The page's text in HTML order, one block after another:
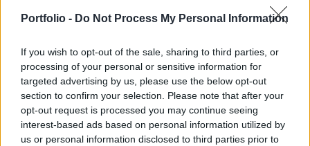
Portfolio - Do Not Process My Personal Information
If you wish to opt-out of the sale, sharing to third parties, or
processing of your personal or sensitive information for
targeted advertising by us, please use the below opt-out
section to confirm your selection. Please note that after your
opt-out request is processed you may continue seeing
interest-based ads based on personal information utilized by
us or personal information disclosed to third parties prior to
kormányzó azonnal fenyegetőzésbe kezdett, és
bosszúból "hamarosan meg fognak semmisíteni",
függetlenül attól, hogy nem is Ukrajnában
található - Írja a Digi24.
A Krím-félsziget az Oroszország által megszállt területekről
három irányból közelíthető meg: az armjanszki